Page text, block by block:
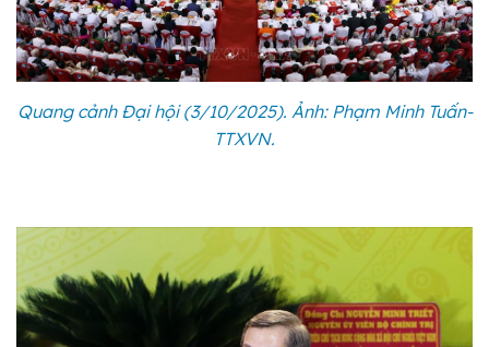
Quang cảnh Đại hội (3/10/2025). Ảnh: Phạm Minh Tuấn-
TTXVN.